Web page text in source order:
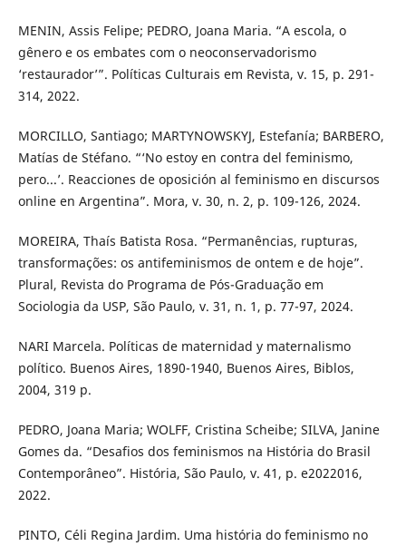
MENIN, Assis Felipe; PEDRO, Joana Maria. “A escola, o
gênero e os embates com o neoconservadorismo
‘restaurador’”. Políticas Culturais em Revista, v. 15, p. 291-
314, 2022.
MORCILLO, Santiago; MARTYNOWSKYJ, Estefanía; BARBERO,
Matías de Stéfano. “‘No estoy en contra del feminismo,
pero...’. Reacciones de oposición al feminismo en discursos
online en Argentina”. Mora, v. 30, n. 2, p. 109-126, 2024.
MOREIRA, Thaís Batista Rosa. “Permanências, rupturas,
transformações: os antifeminismos de ontem e de hoje”.
Plural, Revista do Programa de Pós-Graduação em
Sociologia da USP, São Paulo, v. 31, n. 1, p. 77-97, 2024.
NARI Marcela. Políticas de maternidad y maternalismo
político. Buenos Aires, 1890-1940, Buenos Aires, Biblos,
2004, 319 p.
PEDRO, Joana Maria; WOLFF, Cristina Scheibe; SILVA, Janine
Gomes da. “Desafios dos feminismos na História do Brasil
Contemporâneo”. História, São Paulo, v. 41, p. e2022016,
2022.
PINTO, Céli Regina Jardim. Uma história do feminismo no